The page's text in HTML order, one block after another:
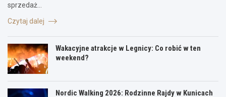
sprzedaż…
Czytaj dalej
Wakacyjne atrakcje w Legnicy: Co robić w ten
weekend?
Nordic Walking 2026: Rodzinne Rajdy w Kunicach